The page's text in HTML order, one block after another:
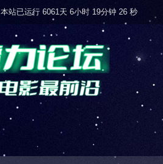
本站已运行 6061天 6小时 19分钟 27 秒